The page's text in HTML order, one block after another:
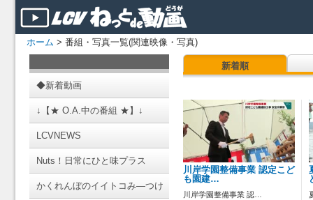
ホーム > 番組・写真一覧(関連映像・写真)
◆新着動画
↓【★ O.A.中の番組 ★】↓
LCVNEWS
Nuts！日常にひと味プラス
かくれんぼのイイトコみ―つけ
新着順
川岸学園整備事業 認定こど
も園建…
川岸学園整備事業 認…